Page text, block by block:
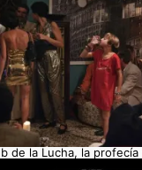
de la Lucha, la